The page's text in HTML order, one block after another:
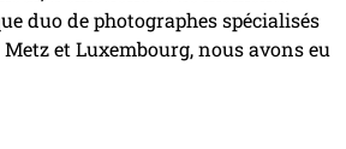
duo de photographes spécialisés
et Luxembourg, nous avons eu